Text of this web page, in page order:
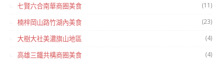
七賢六合南華商圈美食 (11)
楠梓岡山路竹湖內美食 (23)
大樹大社美濃旗山地區 (4)
高雄三鐵共構商圈美食 (4)